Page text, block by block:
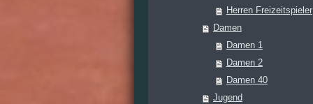
Herren Freizeitspieler
Damen
Damen 1
Damen 2
Damen 40
Jugend